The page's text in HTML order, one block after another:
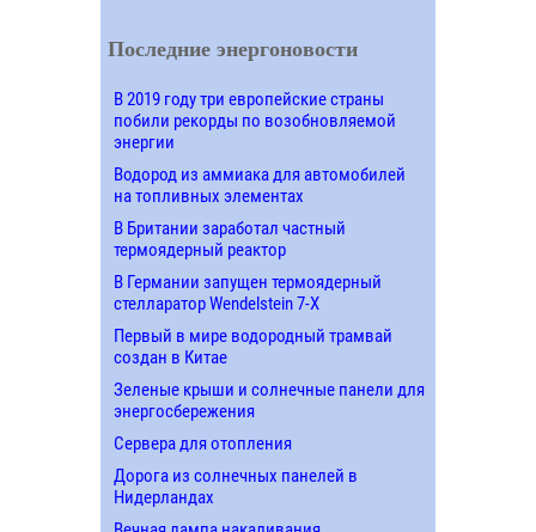
Последние энергоновости
В 2019 году три европейские страны
побили рекорды по возобновляемой
энергии
Водород из аммиака для автомобилей
на топливных элементах
В Британии заработал частный
термоядерный реактор
В Германии запущен термоядерный
стелларатор Wendelstein 7-X
Первый в мире водородный трамвай
создан в Китае
Зеленые крыши и солнечные панели для
энергосбережения
Сервера для отопления
Дорога из солнечных панелей в
Нидерландах